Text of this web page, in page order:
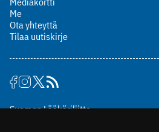
Me
Ota yhteyttä
Tilaa uutiskirje
Suomen Lääkäriliitto